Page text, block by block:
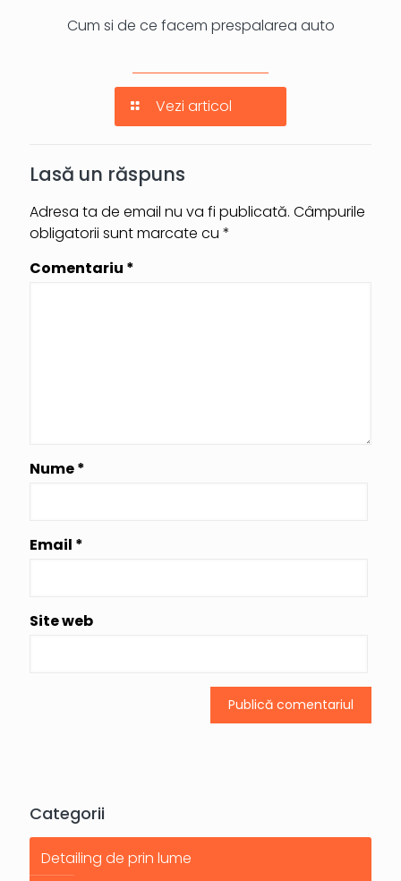
Cum si de ce facem prespalarea auto
Vezi articol
Lasă un răspuns
Adresa ta de email nu va fi publicată. Câmpurile
obligatorii sunt marcate cu *
Comentariu *
Nume*
Email *
Site web
Categorii
Detailing de prin lume